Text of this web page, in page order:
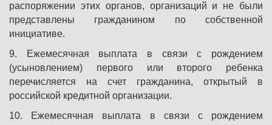
распоряжении этих органов, организаций и не были
представлены гражданином по собственной
инициативе.
9. Ежемесячная выплата в связи с рождением
(усыновлением) первого или второго ребенка
перечисляется на счет гражданина, открытый в
российской кредитной организации.
10. Ежемесячная выплата в связи с рождением